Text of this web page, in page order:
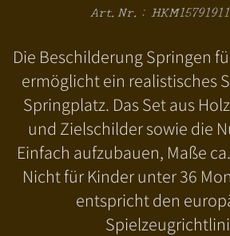
Art.Nr.:
Die Beschilderung Springen
ermöglicht ein realistisches
Springplatz. Das Set aus
und Zielschilder sowie die
Einfach aufzubauen, Maße
Nicht für Kinder unter 36
entspricht den